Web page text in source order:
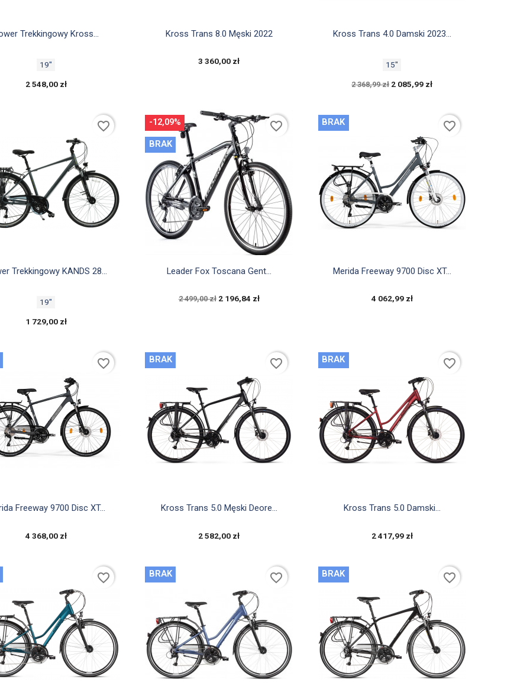
Szybki podgląd
Trekkingowy Kross...
19"
2 548,00 zł
Szybki podgląd
Kross Trans 8.0 Męski 2022
3 360,00 zł
Szybki podgląd
Kross Trans 4.0 Damski 2023...
15"
2 368,99 zł 2 085,99 zł
Szybki podgląd
Trekkingowy KANDS 28...
19"
1 729,00 zł
favorite_border
Szybki podgląd
Leader Fox Toscana Gent...
2 499,00 zł 2 196,84 zł
-12,09%
BRAK
favorite_border
Szybki podgląd
Merida Freeway 9700 Disc XT...
4 062,99 zł
BRAK favorite_border
Szybki podgląd
Freeway 9700 Disc XT...
4 368,00 zł
favorite_border
Szybki podgląd
Kross Trans 5.0 Męski Deore...
2 582,00 zł
BRAK favorite_border
 Szybki podgląd
Kross Trans 5.0 Damski...
2 417,99 zł
BRAK favorite_border
favorite_border BRAK favorite_border BRAK favorite_border